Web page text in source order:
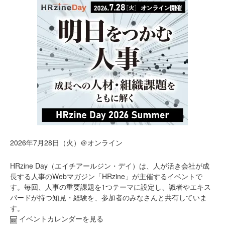
2026年7月28日（火）＠オンライン
HRzine Day（エイチアールジン・デイ）は、人が活き会社が成
長する人事のWebマガジン「HRzine」が主催するイベントで
す。毎回、人事の重要課題を1つテーマに設定し、識者やエキス
パードが持つ知見・経験を、参加者のみなさんと共有していま
す。
イベントカレンダーを見る